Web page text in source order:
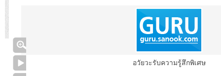
อวัยวะรับความรู้สึกพิเศษ